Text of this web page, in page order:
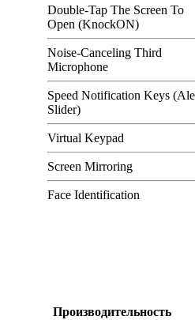
Double-Tap The Screen To
Open (KnockON)
Noise-Canceling Third
Microphone
Speed Notification Keys
Slider)
Virtual Keypad
Screen Mirroring
Face Identification
Производительность